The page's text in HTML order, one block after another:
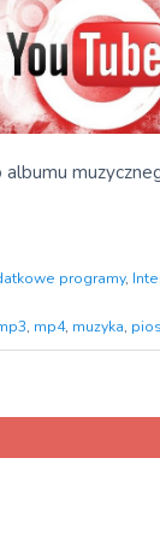
programy,
, mp4, muzyka,